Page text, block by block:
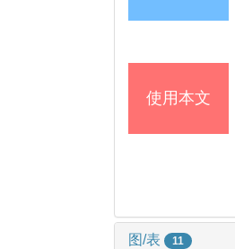
使用本文
图/表 11